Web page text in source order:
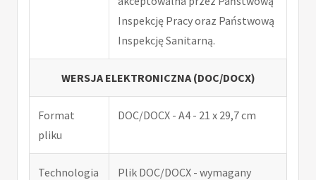
Inspekcję Pracy oraz Państwową
Inspekcję Sanitarną.
WERSJA ELEKTRONICZNA (DOC/DOCX)
Format
pliku
DOC/DOCX - A4 - 21 x 29,7 cm
Technologia
Plik DOC/DOCX - wymagany